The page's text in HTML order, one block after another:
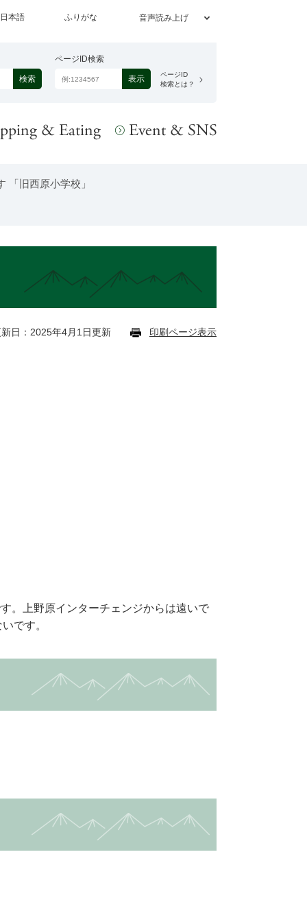
本語 ふりがな 音声読み上げ
ページID検索
ページID
検索とは？
「旧西原小学校」
日：2025年4月1日更新 印刷ページ表示
。上野原インターチェンジからは遠いで
です。